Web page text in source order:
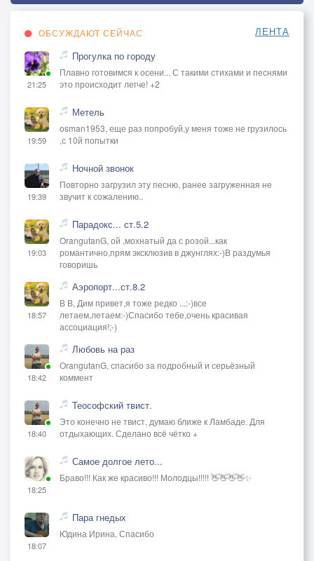
ОБСУЖДАЮТ СЕЙЧАС ЛЕНТА
21:25
Прогулка по городу
Плавно готовимся к осени... С такими стихами и песнями
это происходит легче! +2
19:59
Метель
osman1953, еще раз попробуй,у меня тоже не грузилось
,с 10й попытки
19:39
Ночной звонок
Повторно загрузил эту песню, ранее загруженная не
звучит к сожалению..
19:03
Парадокс... ст.5.2
OrangutanG, ой ,мохнатый да с розой...как
романтично,прям эксклюзив в джунглях:-)В раздумья
говоришь
18:57
Аэропорт...ст.8.2
В В, Дим привет,я тоже редко ...:-)все
летаем,летаем:-)Спасибо тебе,очень красивая
ассоциация!;-)
18:42
Любовь на раз
OrangutanG, спасибо за подробный и серьёзный
коммент
18:40
Теософский твист.
Это конечно не твист, думаю ближе к Ламбаде. Для
отдыхающих. Сделано всё чётко +
18:25
Самое долгое лето...
Браво!!! Как же красиво!!! Молодцы!!!!! 👋👋👋👋✨
18:07
Пара гнедых
Юдина Ирина, Спасибо